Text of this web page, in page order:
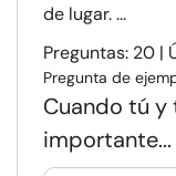
de lugar. ...
Preguntas: 20 |
Pregunta de
Cuando tú y
importante...